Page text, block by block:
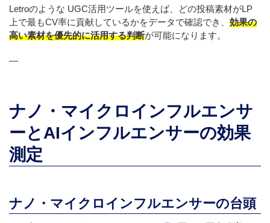
Letroのような UGC活用ツールを使えば、どの投稿素材がLP
上で最もCV率に貢献しているかをデータで確認でき、 効果の
高い素材を優先的に活用する判断が可能になります。
—
ナノ・マイクロインフルエンサ
ーとAIインフルエンサーの効果
測定
ナノ・マイクロインフルエンサーの台頭